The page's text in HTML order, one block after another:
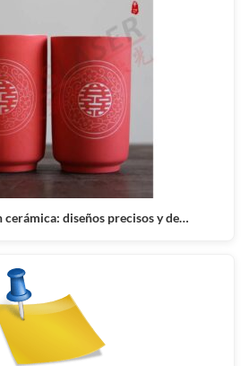
cerámica: diseños precisos y de…